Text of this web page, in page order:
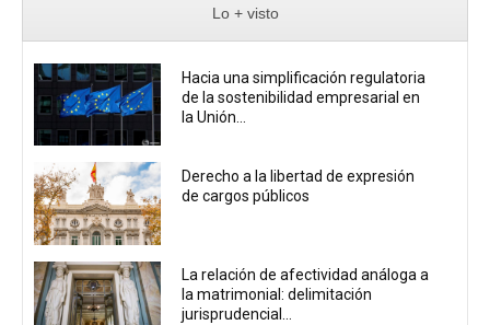
Lo + visto
Hacia una simplificación regulatoria
de la sostenibilidad empresarial en
la Unión...
Derecho a la libertad de expresión
de cargos públicos
La relación de afectividad análoga a
la matrimonial: delimitación
jurisprudencial...